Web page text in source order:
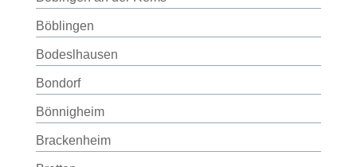
Böblingen
Bodeslhausen
Bondorf
Bönnigheim
Brackenheim